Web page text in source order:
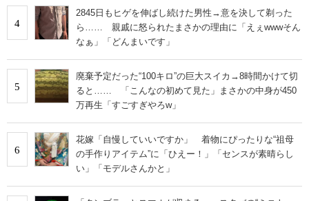
4
2845日もヒゲを伸ばし続けた男性→意を決して剃った
ら…… 親戚に怒られたまさかの理由に「えぇwwwそん
なぁ」「どんまいです」
5
廃棄予定だった“100キロ”の巨大スイカ→8時間かけて切
ると…… 「こんなの初めて見た」まさかの中身が450
万再生「すごすぎやろw」
6
花嫁「自慢していいですか」 着物にぴったりな“祖母
の手作りアイテム”に「ひえー！」「センスが素晴らし
い」「モデルさんかと」